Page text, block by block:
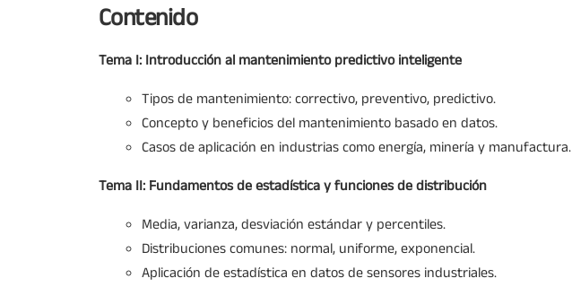
Contenido
Tema I: Introducción al mantenimiento predictivo inteligente
Tipos de mantenimiento: correctivo, preventivo, predictivo.
Concepto y beneficios del mantenimiento basado en datos.
Casos de aplicación en industrias como energía, minería y manufactura.
Tema II: Fundamentos de estadística y funciones de distribución
Media, varianza, desviación estándar y percentiles.
Distribuciones comunes: normal, uniforme, exponencial.
Aplicación de estadística en datos de sensores industriales.